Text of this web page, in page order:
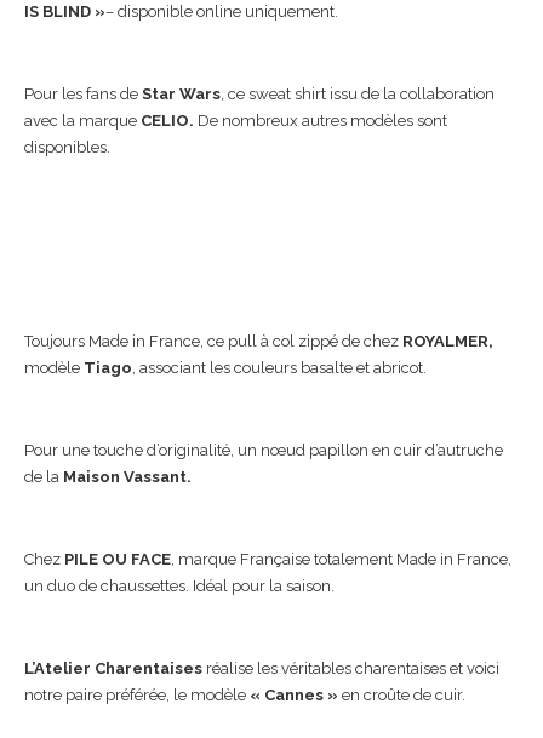
IS BLIND »– disponible online uniquement.
Pour les fans de Star Wars , ce sweat shirt issu de la collaboration
avec la marque CELIO. De nombreux autres modèles sont
disponibles.
Toujours Made in France, ce pull à col zippé de chez ROYALMER,
modèle Tiago , associant les couleurs basalte et abricot.
Pour une touche d’originalité, un nœud papillon en cuir d’autruche
de la Maison Vassant.
Chez PILE OU FACE , marque Française totalement Made in France,
un duo de chaussettes. Idéal pour la saison.
L’Atelier Charentaises réalise les véritables charentaises et voici
notre paire préférée, le modèle « Cannes » en croûte de cuir.